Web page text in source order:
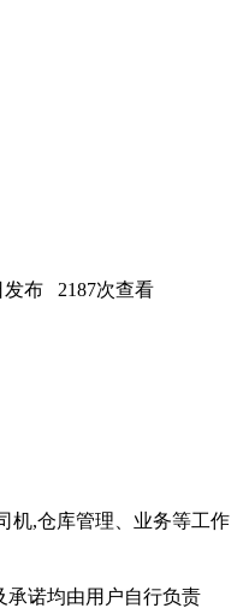
发布 2187次查看
机,仓库管理、业务等工作
承诺均由用户自行负责